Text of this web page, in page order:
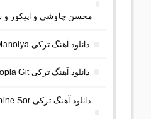
محسن چاوشی و اپیکور و
دانلود آهنگ ترکی Ah Be Manolya از بوراک بولوت
دانلود آهنگ ترکی Topla Git از کورتولوش کوش